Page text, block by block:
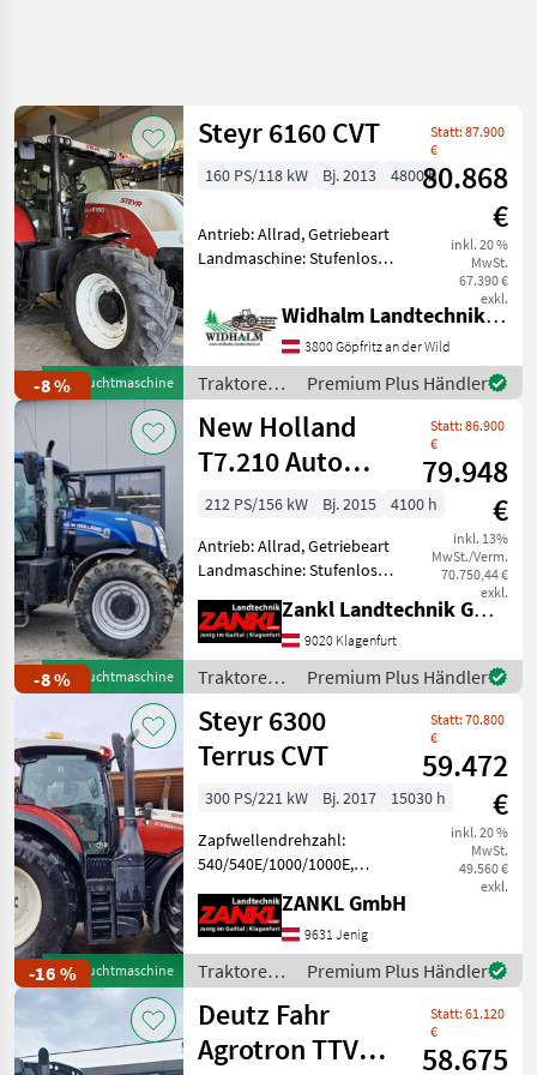
-8 %Gebrauchtmaschine
Steyr 6160 CVT
Statt: 87.900
€
80.868
€
inkl. 20 %
MwSt.
67.390 €
exkl.
160 PS/118 kW Bj. 2013 4800 h
Antrieb: Allrad, Getriebeart
Landmaschine: Stufenloses
Zapfwellendrehzahl:
540/540E/1000,
Höchstgeschwindigkeit in
km/h: 50 km/h, Aufladung:
Widhalm Landtechnik GmbH
3800 Göpfritz an der Wild
Traktoren /
Steyr
Premium Plus Händler
-8 %Gebrauchtmaschine
New Holland
T7.210 Auto
Command
Statt: 86.900
€
79.948
€
inkl. 13%
MwSt./Verm.
70.750,44 €
exkl.
212 PS/156 kW Bj. 2015
4100 h
Antrieb: Allrad, Getriebeart
Landmaschine: Stufenloses
Zapfwellendrehzahl:
540E/1000/1000E,
Höchstgeschwindigkeit in
km/h: 50 km/h, Aufladung
Zankl Landtechnik GmbH
9020 Klagenfurt
Traktoren /
New
Holland
Premium Plus Händler
-16 %Gebrauchtmaschine
Steyr 6300
Terrus CVT
Statt: 70.800
€
59.472
€
inkl. 20 %
MwSt.
49.560 €
exkl.
300 PS/221 kW Bj. 2017
15030 h
Zapfwellendrehzahl:
540/540E/1000/1000E,
Ladeluftkühlung,
Höchstgeschwindigkeit in
km/h: 50 km/h, Getriebeart
Landmaschine: Stufenloses
Getrie
ZANKL GmbH
9631 Jenig
Traktoren /
Steyr
Premium Plus Händler
Deutz Fahr
Agrotron TTV
Statt: 61.120
€
58.675